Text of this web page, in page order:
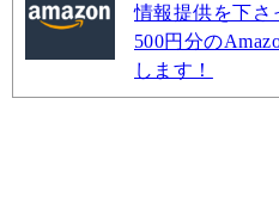
情報提供を下さ
500円分の
します！